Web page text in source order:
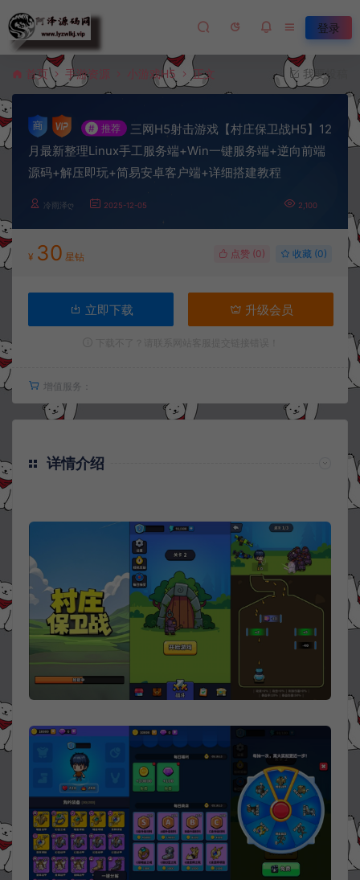
登录
首页 手游资源 小游戏H5 正文 我要投稿
# 推荐
三网H5射击游戏【村庄保卫战H5】12
月最新整理Linux手工服务端+Win一键服务端+逆向前端
源码+解压即玩+简易安卓客户端+详细搭建教程
冷雨泽ღ 2025-12-05 2,100
¥ 30 星钻 点赞 (0) 收藏 (0)
立即下载 升级会员
增值服务：
详情介绍